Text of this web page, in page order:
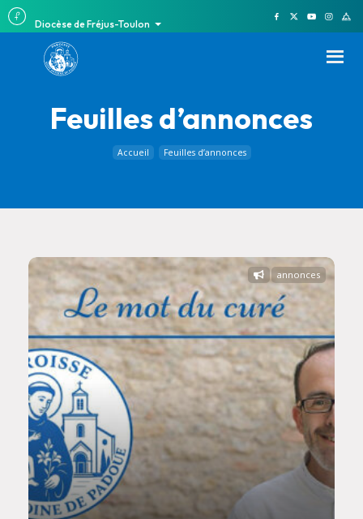
Diocèse de Fréjus-Toulon
Feuilles d’annonces
Accueil Feuilles d’annonces
annonces